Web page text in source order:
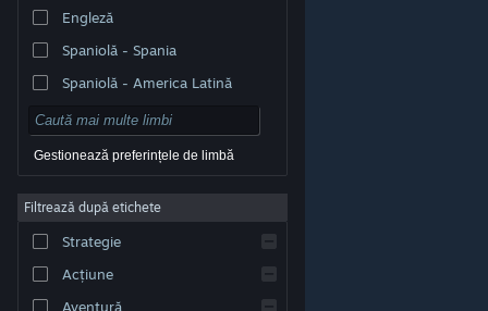
© Valve Corporation. Toate drepturile rezervate. Toate
respectivi în SUA și celelalte țări.
Acordul Steam pentru abonați
Cookie-uri
Engleză
Spaniolă - Spania
Spaniolă - America Latină
Gestionează preferințele de limbă
Filtrează după etichete
Strategie
Acțiune
Aventură